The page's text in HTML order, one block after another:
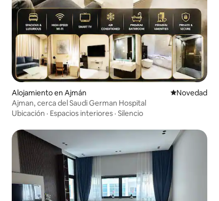
Alojamiento en Ajmán Lugar para
Novedad
Ajman, cerca del Saudi German Hospital
Ubicación · Espacios interiores · Silencio